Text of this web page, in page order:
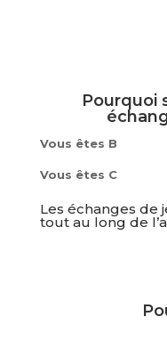
Pourquoi
Vous êtes B
Vous êtes C
Les échanges de
tout au long de